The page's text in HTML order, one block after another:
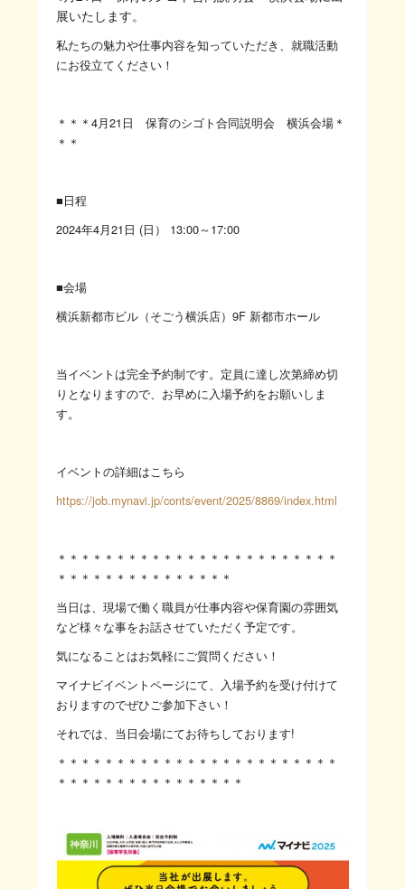
展いたします。
私たちの魅力や仕事内容を知っていただき、就職活動
にお役立てください！
＊＊＊4月21日 保育のシゴト合同説明会 横浜会場＊
＊＊
■日程
2024年4月21日 (日） 13:00～17:00
■会場
横浜新都市ビル（そごう横浜店）9F 新都市ホール
当イベントは完全予約制です。定員に達し次第締め切
りとなりますので、お早めに入場予約をお願いしま
す。
イベントの詳細はこちら
https://job.mynavi.jp/conts/event/2025/8869/index.html
＊＊＊＊＊＊＊＊＊＊＊＊＊＊＊＊＊＊＊＊＊＊＊＊
＊＊＊＊＊＊＊＊＊＊＊＊＊＊＊
当日は、現場で働く職員が仕事内容や保育園の雰囲気
など様々な事をお話させていただく予定です。
気になることはお気軽にご質問ください！
マイナビイベントページにて、入場予約を受け付けて
おりますのでぜひご参加下さい！
それでは、当日会場にてお待ちしております!
＊＊＊＊＊＊＊＊＊＊＊＊＊＊＊＊＊＊＊＊＊＊＊＊
＊＊＊＊＊＊＊＊＊＊＊＊＊＊＊＊